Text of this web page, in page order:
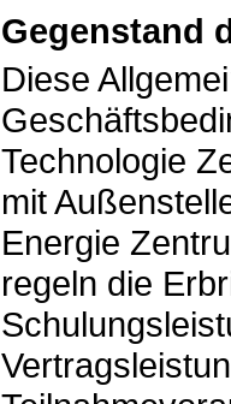
Gegenstand
Diese
Technologie
mit
Energie
regeln die